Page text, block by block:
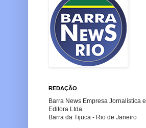
REDAÇÃO
Barra News Empresa Jornalística e
Editora Ltda.
Barra da Tijuca - Rio de Janeiro